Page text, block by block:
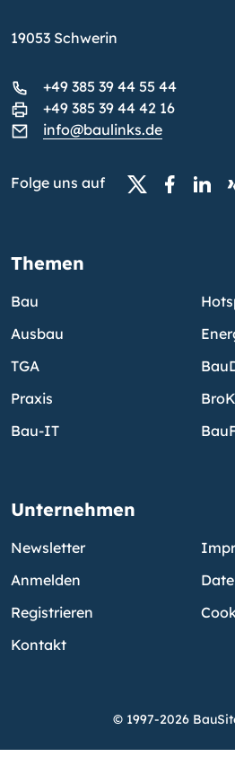
19053 Schwerin
+49 385 39 44 55 44
+49 385 39 44 42 16
info@baulinks.de
Folge uns auf
Themen
Bau
Ausbau
TGA
Praxis
Bau-IT
Unternehmen
Newsletter
Anmelden
Registrieren
Kontakt
© 1997-2026